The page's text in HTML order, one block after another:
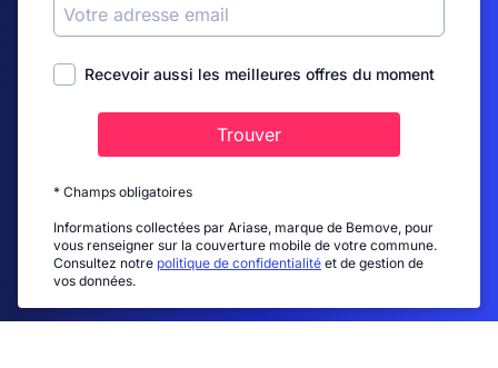
Recevoir aussi les meilleures offres du moment
Trouver
* Champs obligatoires
Informations collectées par Ariase, marque de Bemove, pour
vous renseigner sur la couverture mobile de votre commune.
Consultez notre politique de confidentialité et de gestion de
vos données.